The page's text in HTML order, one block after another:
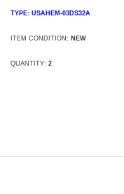
TYPE: USAHEM-03DS32A
ITEM CONDITION: NEW
QUANTITY: 2